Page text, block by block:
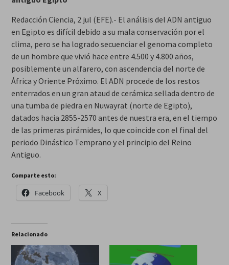
Redacción Ciencia, 2 jul (EFE).- El análisis del ADN antiguo
en Egipto es difícil debido a su mala conservación por el
clima, pero se ha logrado secuenciar el genoma completo
de un hombre que vivió hace entre 4.500 y 4.800 años,
posiblemente un alfarero, con ascendencia del norte de
África y Oriente Próximo. El ADN procede de los restos
enterrados en un gran ataud de cerámica sellada dentro de
una tumba de piedra en Nuwayrat (norte de Egipto),
datados hacia 2855-2570 antes de nuestra era, en el tiempo
de las primeras pirámides, lo que coincide con el final del
periodo Dinástico Temprano y el principio del Reino
Antiguo.
Comparte esto:
Facebook X
Relacionado